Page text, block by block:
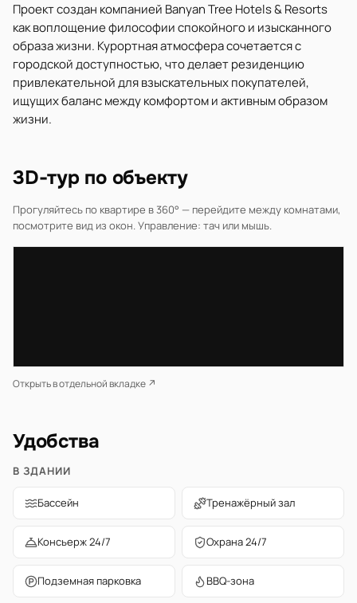
Проект создан компанией Banyan Tree Hotels & Resorts
как воплощение философии спокойного и изысканного
образа жизни. Курортная атмосфера сочетается с
городской доступностью, что делает резиденцию
привлекательной для взыскательных покупателей,
ищущих баланс между комфортом и активным образом
жизни.
3D-тур по объекту
Прогуляйтесь по квартире в 360° — перейдите между комнатами,
посмотрите вид из окон. Управление: тач или мышь.
Открыть в отдельной вкладке ↗
Удобства
В ЗДАНИИ
Бассейн Тренажёрный зал
Консьерж 24/7 Охрана 24/7
Подземная парковка BBQ-зона